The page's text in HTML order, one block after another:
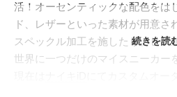
活！オーセンティックな配色をは
ド、レザーといった素材が用意さ
スペックル加工を施したり、ヒー
世界に一つだけのマイスニーカー
続きを読